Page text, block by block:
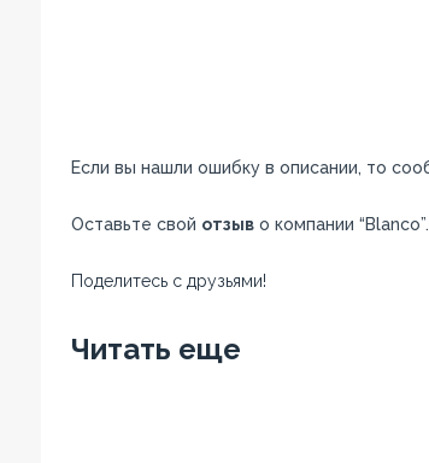
Если вы нашли ошибку в описании, то
Оставьте свой отзыво компании “Blanco”.
Поделитесь с друзьями!
Читать еще